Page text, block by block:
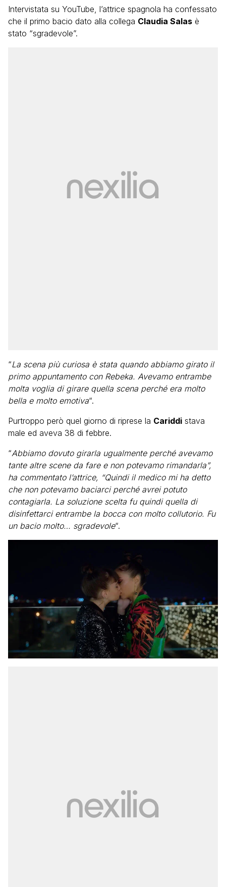
Intervistata su YouTube, l’attrice spagnola ha confessato
che il primo bacio dato alla collega Claudia Salas è
stato “sgradevole”.
“La scena più curiosa è stata quando abbiamo girato il
primo appuntamento con Rebeka. Avevamo entrambe
molta voglia di girare quella scena perché era molto
bella e molto emotiva“.
Purtroppo però quel giorno di riprese la Cariddi stava
male ed aveva 38 di febbre.
“Abbiamo dovuto girarla ugualmente perché avevamo
tante altre scene da fare e non potevamo rimandarla”,
ha commentato l’attrice, “Quindi il medico mi ha detto
che non potevamo baciarci perché avrei potuto
contagiarla. La soluzione scelta fu quindi quella di
disinfettarci entrambe la bocca con molto collutorio. Fu
un bacio molto… sgradevole“.